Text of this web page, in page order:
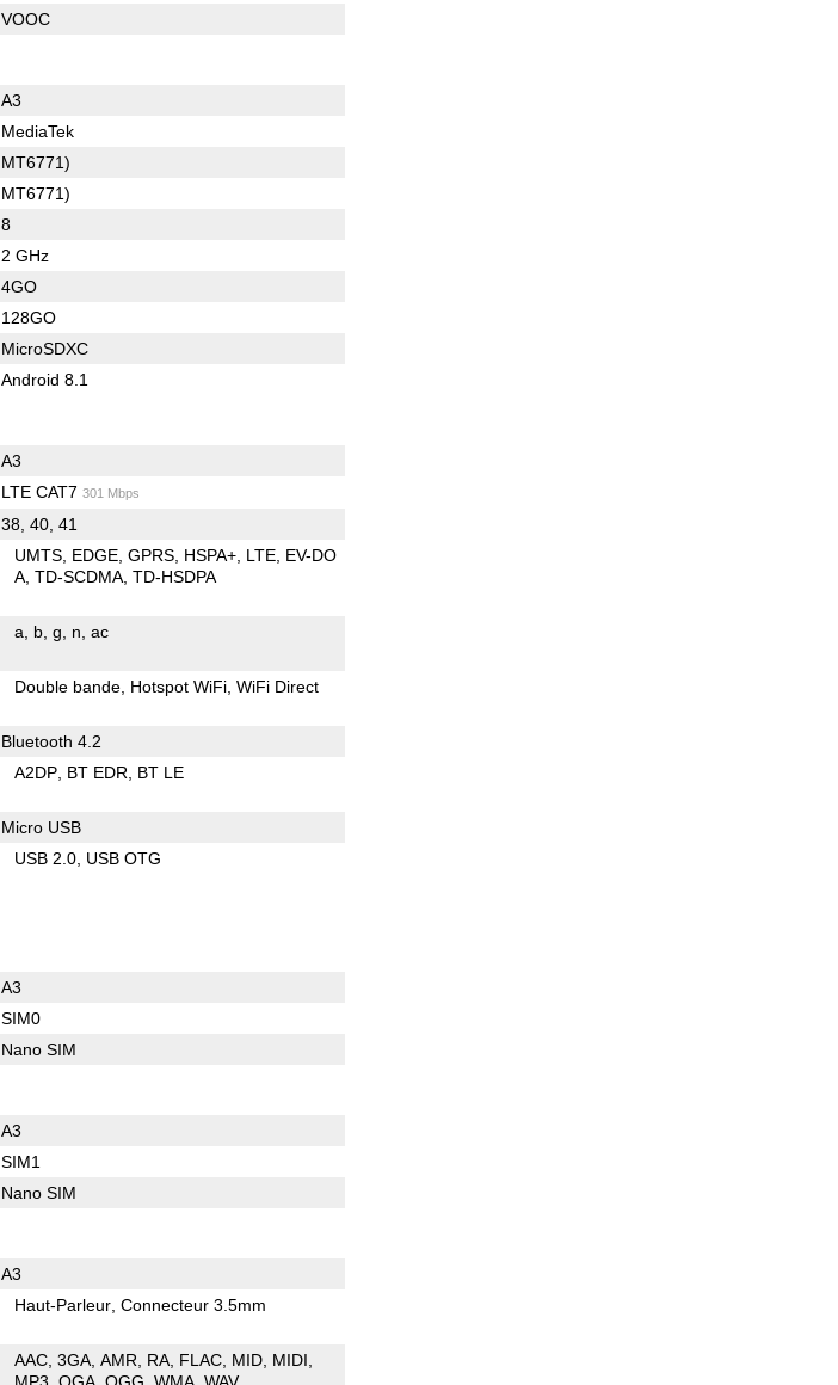
VOOC
A3
MediaTek
MT6771)
MT6771)
8
2 GHz
4GO
128GO
MicroSDXC
Android 8.1
A3
LTE CAT7 301 Mbps
38, 40, 41
UMTS EDGE GPRS HSPA+ LTE EV-DO
A TD-SCDMA TD-HSDPA
a b g n ac
Double bande Hotspot WiFi WiFi Direct
Bluetooth 4.2
A2DP BT EDR BT LE
Micro USB
USB 2.0 USB OTG
A3
SIM0
Nano SIM
A3
SIM1
Nano SIM
A3
Haut-Parleur Connecteur 3.5mm
AAC 3GA AMR RA FLAC MID MIDI
MP3 OGA OGG WMA WAV